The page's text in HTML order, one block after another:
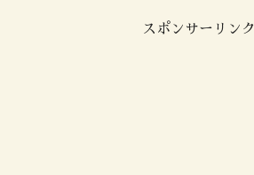
スポンサーリンク